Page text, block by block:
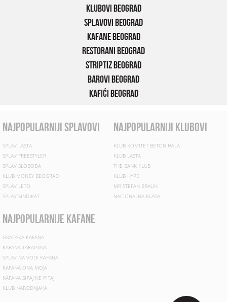
Klubovi Beograd
Splavovi Beograd
Kafane Beograd
Restorani Beograd
Striptiz Beograd
Barovi Beograd
Kafići Beograd
najpopularniji splavovi
SPLAV LASTA
SPLAV FREESTYLER
SPLAV SLOBODA
KLUB MONEY BEOGRAD
SPLAV LETO
SPLAV SINDIKAT
najpopularniji klubovi
KLUB KOMITET BETON HALA
KLUB LASTA
THE BANK KLUB
KLUB HYPE
MR STEFAN BRAUN
NACIONALNA KLASA
najpopularnije kafane
GRADSKA KAFANA
KAFANA TARAPANA
SPLAV NA VODI KAFANA
KAFANA ONA MOJA
KAFANA SIPAJ NE PITAJ
KLUB NARODNJAKA